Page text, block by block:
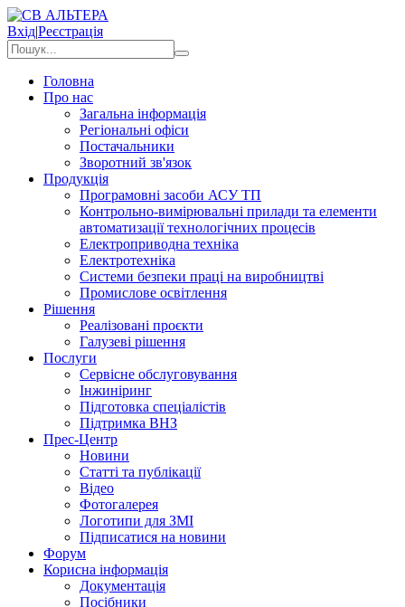
Вхід|Реєстрація
Головна
Про нас
Загальна інформація
Регіональні офіси
Постачальники
Зворотний зв'язок
Продукція
Програмовні засоби АСУ ТП
Контрольно-вимірювальні прилади та елементи
автоматизації технологічних процесів
Електроприводна техніка
Електротехніка
Системи безпеки праці на виробництві
Промислове освітлення
Рішення
Реалізовані проєкти
Галузеві рішення
Послуги
Сервісне обслуговування
Інжиніринг
Підготовка спеціалістів
Підтримка ВНЗ
Прес-Центр
Новини
Статті та публікації
Відео
Фотогалерея
Логотипи для ЗМІ
Підписатися на новини
Форум
Корисна інформація
Документація
Посібники